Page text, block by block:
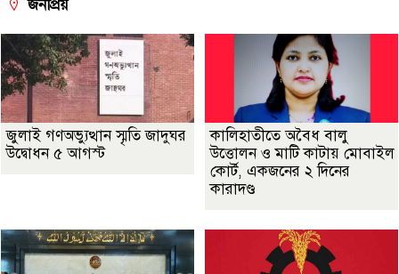
জনপ্রিয়
জুলাই গণঅভ্যুত্থান স্মৃতি জাদুঘর
উদ্বোধন ৫ আগস্ট
কালিহাতীতে অবৈধ বালু
উত্তোলন ও মাটি কাটায় মোবাইল
কোর্ট, একজনের ২ দিনের
কারাদণ্ড